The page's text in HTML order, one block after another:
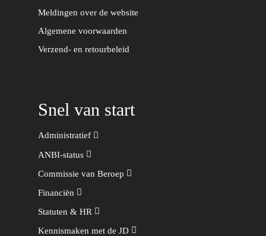
Meldingen over de website
Algemene voorwaarden
Verzend- en retourbeleid
Snel van start
Administratief
ANBI-status
Commissie van Beroep
Financiën
Statuten & HR
Kennismaken met de JD